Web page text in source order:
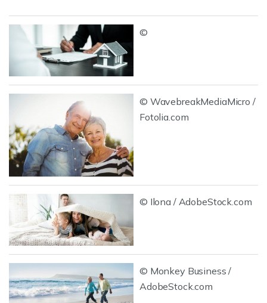
©
© WavebreakMediaMicro /
Fotolia.com
© Ilona / AdobeStock.com
© Monkey Business /
AdobeStock.com